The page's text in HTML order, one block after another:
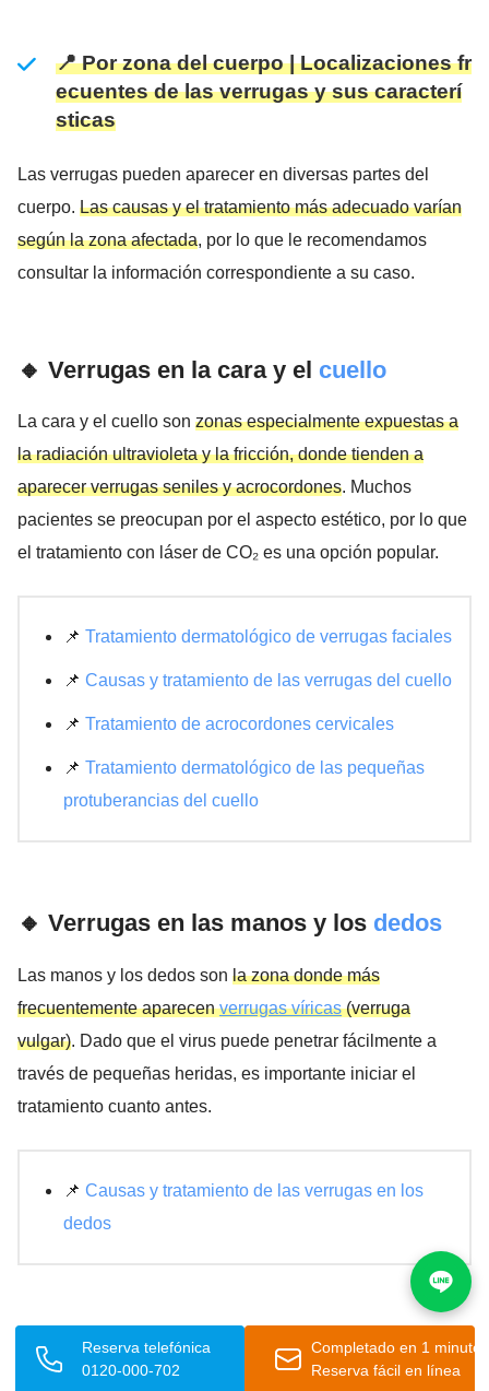
📍 Por zona del cuerpo | Localizaciones fr
ecuentes de las verrugas y sus caracterí
sticas
Las verrugas pueden aparecer en diversas partes del
cuerpo. Las causas y el tratamiento más adecuado varían
según la zona afectada, por lo que le recomendamos
consultar la información correspondiente a su caso.
🔸 Verrugas en la cara y el cuello
La cara y el cuello son zonas especialmente expuestas a
la radiación ultravioleta y la fricción, donde tienden a
aparecer verrugas seniles y acrocordones. Muchos
pacientes se preocupan por el aspecto estético, por lo que
el tratamiento con láser de CO₂ es una opción popular.
📌 Tratamiento dermatológico de verrugas faciales
📌 Causas y tratamiento de las verrugas del cuello
📌 Tratamiento de acrocordones cervicales
📌 Tratamiento dermatológico de las pequeñas
protuberancias del cuello
🔸 Verrugas en las manos y los dedos
Las manos y los dedos son la zona donde más
frecuentemente aparecenverrugas víricas(verruga
vulgar). Dado que el virus puede penetrar fácilmente a
través de pequeñas heridas, es importante iniciar el
tratamiento cuanto antes.
📌 Causas y tratamiento de las verrugas en los
dedos
🔸 Verrugas en los pies
Reserva telefónica
0120-000-702
Completado en 1 minuto
Reserva fácil en línea